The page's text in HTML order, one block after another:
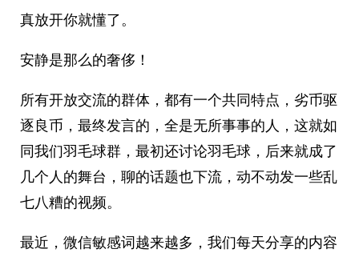
真放开你就懂了。
安静是那么的奢侈！
所有开放交流的群体，都有一个共同特点，劣币驱
逐良币，最终发言的，全是无所事事的人，这就如
同我们羽毛球群，最初还讨论羽毛球，后来就成了
几个人的舞台，聊的话题也下流，动不动发一些乱
七八糟的视频。
最近，微信敏感词越来越多，我们每天分享的内容